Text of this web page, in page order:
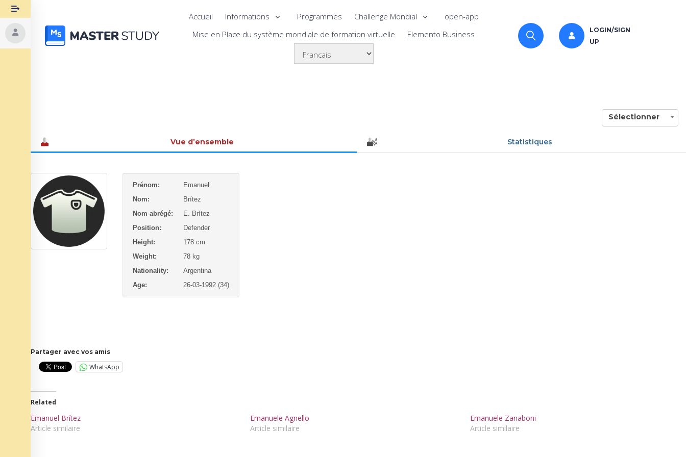
Accueil Informations Programmes Challenge Mondial
open-app
Mise en Place du système mondiale de formation virtuelle
Elemento Business
LOGIN/SIGN
UP
Sélectionner
Vue d’ensemble Statistiques
Prénom:
Emanuel
Nom:
Brítez
Nom abrégé:
E. Brítez
Position:
Defender
Height:
178 cm
Weight:
78 kg
Nationality:
Argentina
Age:
26-03-1992 (34)
Partager avec vos amis
WhatsApp
Related
Emanuel Brítez
Article similaire
Emanuele Agnello
Article similaire
Emanuele Zanaboni
Article similaire